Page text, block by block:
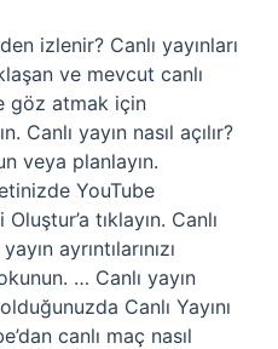
izlenir? Canlı yayınları
ve mevcut canlı
göz atmak için
Canlı yayın nasıl açılır?
veya planlayın.
YouTube
tıklayın. Canlı
ayrıntılarınızı
… Canlı yayın
Canlı Yayını
canlı maç nasıl